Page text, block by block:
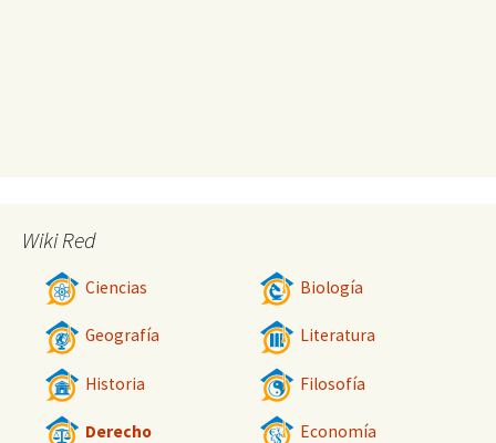
Wiki Red
Ciencias Biología
Geografía Literatura
Historia Filosofía
Derecho Economía